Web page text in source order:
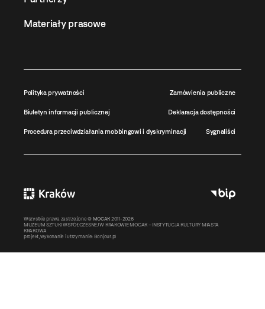
Materiały prasowe
Polityka prywatności Zamówienia publiczne
Biuletyn informacji publicznej Deklaracja dostępności
Procedura przeciwdziałania mobbingowi i dyskryminacji Sygnaliści
Wszystkie prawa zastrzeżone © MOCAK 2011-2026
MUZEUM SZTUKI WSPÓŁCZESNEJ W KRAKOWIE MOCAK – INSTYTUCJA KULTURY MIASTA
KRAKOWA
projekt, wykonanie i utrzymanie: Bonjour.pl